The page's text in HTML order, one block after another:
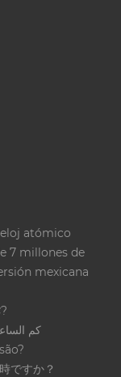
atómico
7 millones de
mexicana
كم
ですか？